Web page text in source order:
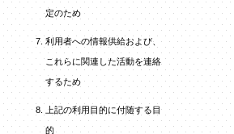
定のため
利用者への情報供給および、
これらに関連した活動を連絡
するため
上記の利用目的に付随する目
的